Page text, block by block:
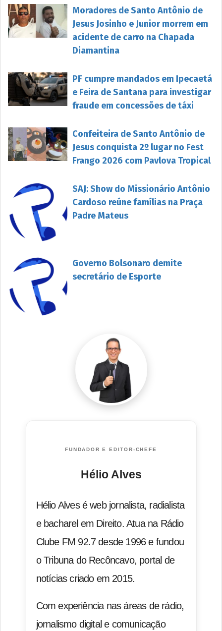
Moradores de Santo Antônio de
Jesus Josinho e Junior morrem em
acidente de carro na Chapada
Diamantina
PF cumpre mandados em Ipecaetá
e Feira de Santana para investigar
fraude em concessões de táxi
Confeiteira de Santo Antônio de
Jesus conquista 2º lugar no Fest
Frango 2026 com Pavlova Tropical
SAJ: Show do Missionário Antônio
Cardoso reúne famílias na Praça
Padre Mateus
Governo Bolsonaro demite
secretário de Esporte
FUNDADOR E EDITOR-CHEFE
Hélio Alves
Hélio Alves é web jornalista, radialista
e bacharel em Direito. Atua na Rádio
Clube FM 92.7 desde 1996 e fundou
o Tribuna do Recôncavo, portal de
notícias criado em 2015.
Com experiência nas áreas de rádio,
jornalismo digital e comunicação